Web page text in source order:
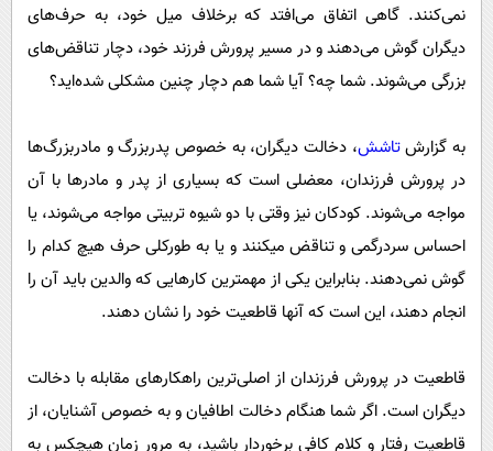
گوناگون
حوادث
فرهنگی
بین الملل
حیات وحش
آشپزی
دانلود
نمی‌کنند. گاهی اتفاق می‌افتد که برخلاف میل خود، به حرف‌های
دیگران گوش می‌دهند و در مسیر پرورش فرزند خود، دچار تناقض‌های
بزرگی می‌شوند. شما چه؟ آیا شما هم دچار چنین مشکلی شده‌اید؟
به گزارشتاشش، دخالت دیگران، به خصوص پدربزرگ و مادربزرگ‌ها
در پرورش فرزندان، معضلی است که بسیاری از پدر و مادرها با آن
مواجه می‌شوند. کودکان نیز وقتی با دو شیوه تربیتی مواجه می‌شوند، یا
احساس سردرگمی و تناقض می­کنند و یا به ­طورکلی حرف هیچ کدام را
گوش نمی‌دهند. بنابراین یکی از مهمترین کارهایی که والدین باید آن را
انجام دهند، این است که آنها قاطعیت خود را نشان دهند.
قاطعیت در پرورش فرزندان از اصلی‌ترین راهکارهای مقابله با دخالت
دیگران است. اگر شما هنگام دخالت اطافیان و به خصوص آشنایان، از
قاطعیت رفتار و کلام کافی برخوردار باشید، به مرور زمان هیچکس به